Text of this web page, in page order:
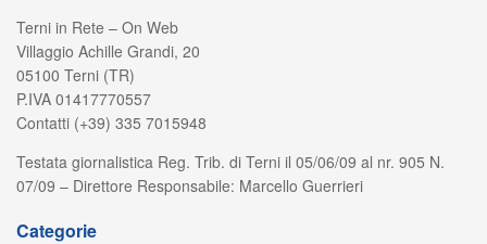
Terni in Rete – On Web
Villaggio Achille Grandi, 20
05100 Terni (TR)
P.IVA 01417770557
Contatti (+39) 335 7015948
Testata giornalistica Reg. Trib. di Terni il 05/06/09 al nr. 905 N.
07/09 – Direttore Responsabile: Marcello Guerrieri
Categorie